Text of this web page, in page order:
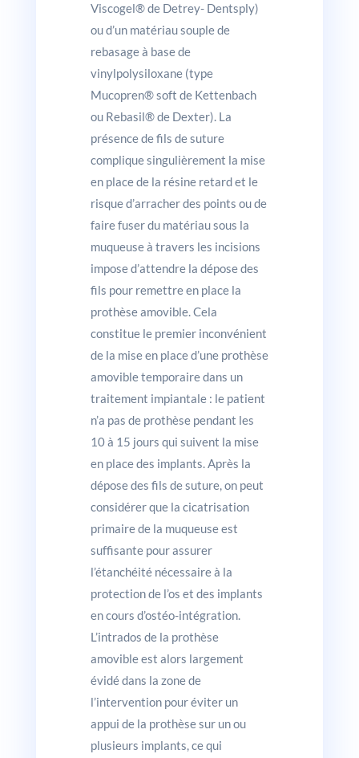
Viscogel® de Detrey- Dentsply)
ou d’un matériau souple de
rebasage à base de
vinylpolysiloxane (type
Mucopren® soft de Kettenbach
ou Rebasil® de Dexter). La
présence de fils de suture
complique singulièrement la mise
en place de la résine retard et le
risque d’arracher des points ou de
faire fuser du matériau sous la
muqueuse à travers les incisions
impose d’attendre la dépose des
fils pour remettre en place la
prothèse amovible. Cela
constitue le premier inconvénient
de la mise en place d’une prothèse
amovible temporaire dans un
traitement impiantale : le patient
n’a pas de prothèse pendant les
10 à 15 jours qui suivent la mise
en place des implants. Après la
dépose des fils de suture, on peut
considérer que la cicatrisation
primaire de la muqueuse est
suffisante pour assurer
l’étanchéité nécessaire à la
protection de l’os et des implants
en cours d’ostéo-intégration.
L’intrados de la prothèse
amovible est alors largement
évidé dans la zone de
l’intervention pour éviter un
appui de la prothèse sur un ou
plusieurs implants, ce qui